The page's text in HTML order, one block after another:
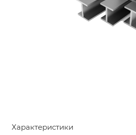
Характеристики